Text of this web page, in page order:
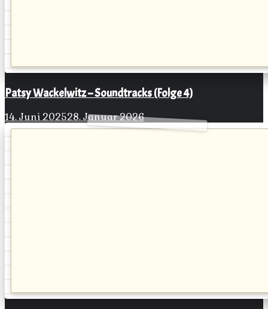
Patsy Wackelwitz – Soundtracks (Folge 4)
14. Juni 202528. Januar 2026